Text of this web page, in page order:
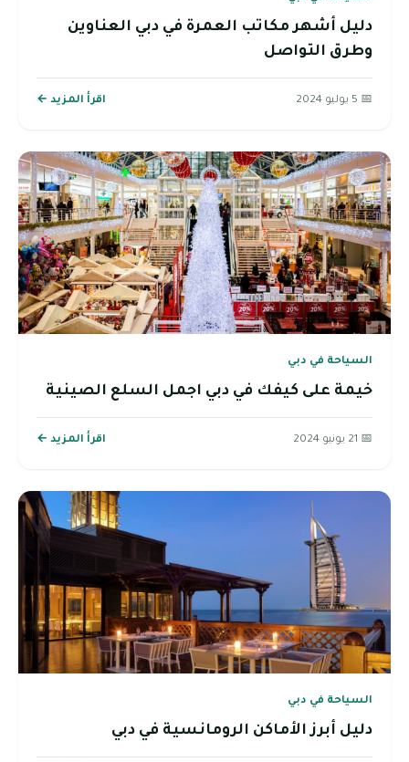
دليل أشهر مكاتب العمرة في دبي العناوين
وطرق التواصل
📅 5 يوليو 2024 اقرأ المزيد ←
السياحة في دبي
خيمة على كيفك في دبي اجمل السلع الصينية
📅 21 يونيو 2024 اقرأ المزيد ←
السياحة في دبي
دليل أبرز الأماكن الرومانسية في دبي